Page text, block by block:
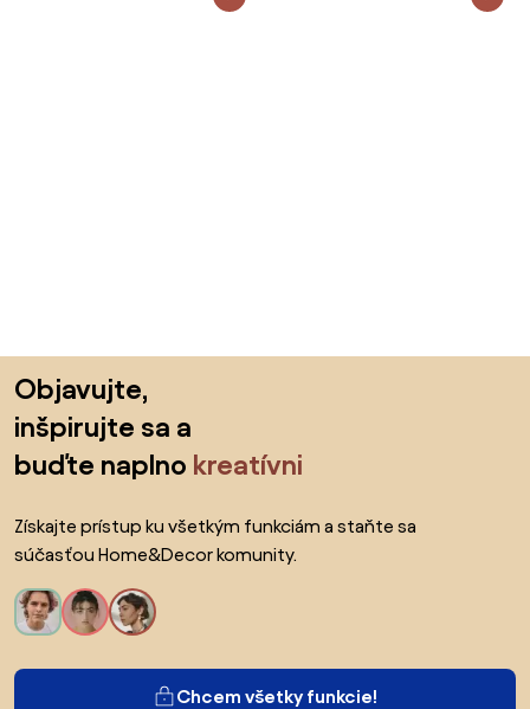
Objavujte,
inšpirujte sa a
buďte naplno kreatívni
Získajte prístup ku všetkým funkciám a staňte sa
súčasťou Home&Decor komunity.
Chcem všetky funkcie!